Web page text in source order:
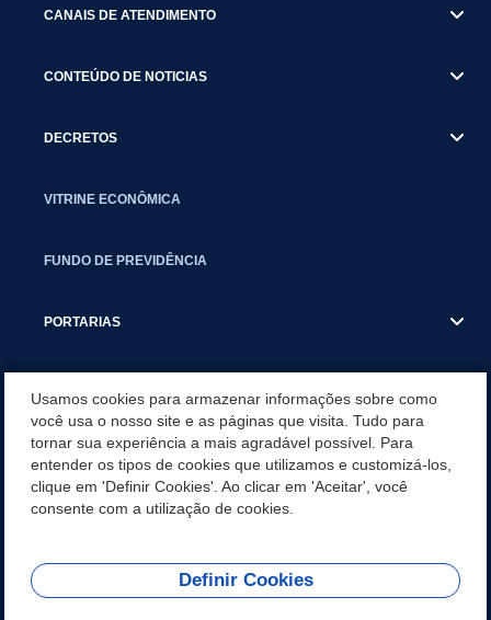
CANAIS DE ATENDIMENTO
CONTEÚDO DE NOTICIAS
DECRETOS
VITRINE ECONÔMICA
FUNDO DE PREVIDÊNCIA
PORTARIAS
CONCURSO/PSS/CONVOCAÇÃO
INCENTIVOS PÚBLICOS À PROJETOS CULTURAIS - INÁCIO
MARTINS PR
REDES SOCIAIS
Usamos cookies para armazenar informações sobre como
você usa o nosso site e as páginas que visita. Tudo para
tornar sua experiência a mais agradável possível. Para
entender os tipos de cookies que utilizamos e customizá-los,
clique em 'Definir Cookies'. Ao clicar em 'Aceitar', você
consente com a utilização de cookies.
Definir Cookies